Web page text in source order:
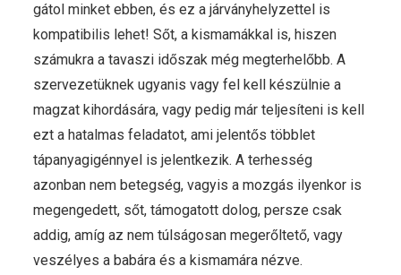
gátol minket ebben, és ez a járványhelyzettel is
kompatibilis lehet! Sőt, a kismamákkal is, hiszen
számukra a tavaszi időszak még megterhelőbb. A
szervezetüknek ugyanis vagy fel kell készülnie a
magzat kihordására, vagy pedig már teljesíteni is kell
ezt a hatalmas feladatot, ami jelentős többlet
tápanyagigénnyel is jelentkezik. A terhesség
azonban nem betegség, vagyis a mozgás ilyenkor is
megengedett, sőt, támogatott dolog, persze csak
addig, amíg az nem túlságosan megerőltető, vagy
veszélyes a babára és a kismamára nézve.